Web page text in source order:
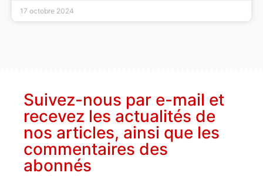
17 octobre 2024
Suivez-nous par e-mail et
recevez les actualités de
nos articles, ainsi que les
commentaires des
abonnés